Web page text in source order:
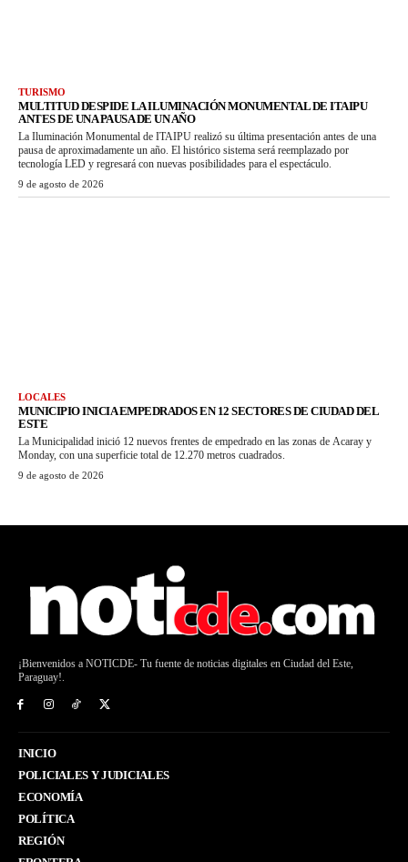
TURISMO
MULTITUD DESPIDE LA ILUMINACIÓN MONUMENTAL DE ITAIPU
ANTES DE UNA PAUSA DE UN AÑO
La Iluminación Monumental de ITAIPU realizó su última presentación antes de una
pausa de aproximadamente un año. El histórico sistema será reemplazado por
tecnología LED y regresará con nuevas posibilidades para el espectáculo.
9 de agosto de 2026
LOCALES
MUNICIPIO INICIA EMPEDRADOS EN 12 SECTORES DE CIUDAD DEL
ESTE
La Municipalidad inició 12 nuevos frentes de empedrado en las zonas de Acaray y
Monday, con una superficie total de 12.270 metros cuadrados.
9 de agosto de 2026
¡Bienvenidos a NOTICDE- Tu fuente de noticias digitales en Ciudad del Este,
Paraguay!.
INICIO
POLICIALES Y JUDICIALES
ECONOMÍA
POLÍTICA
REGIÓN